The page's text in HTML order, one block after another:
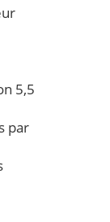
5,5
par